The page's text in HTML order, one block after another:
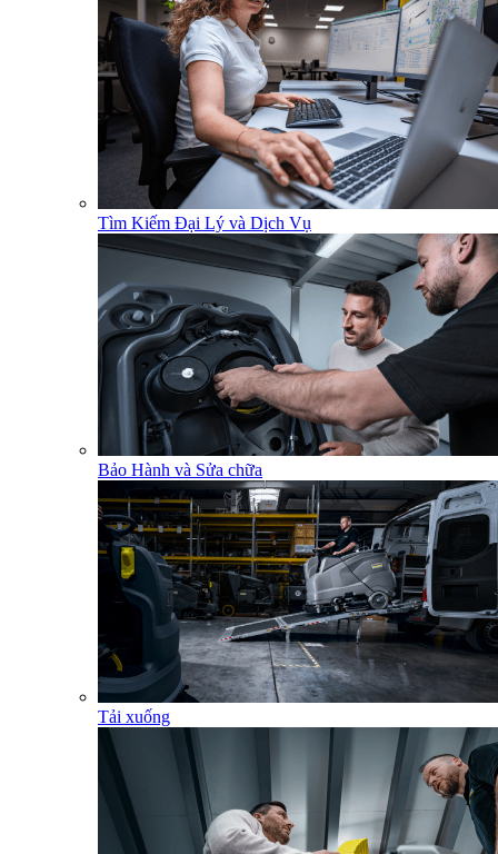
Tìm Kiếm Đại Lý và Dịch Vụ
Bảo Hành và Sửa chữa
Tải xuống